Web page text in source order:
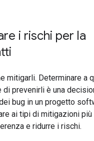
i rischi per la
mitigarli. Determinare a
di prevenirli è una
bug in un progetto
ai tipi di mitigazioni più
e ridurre i rischi.